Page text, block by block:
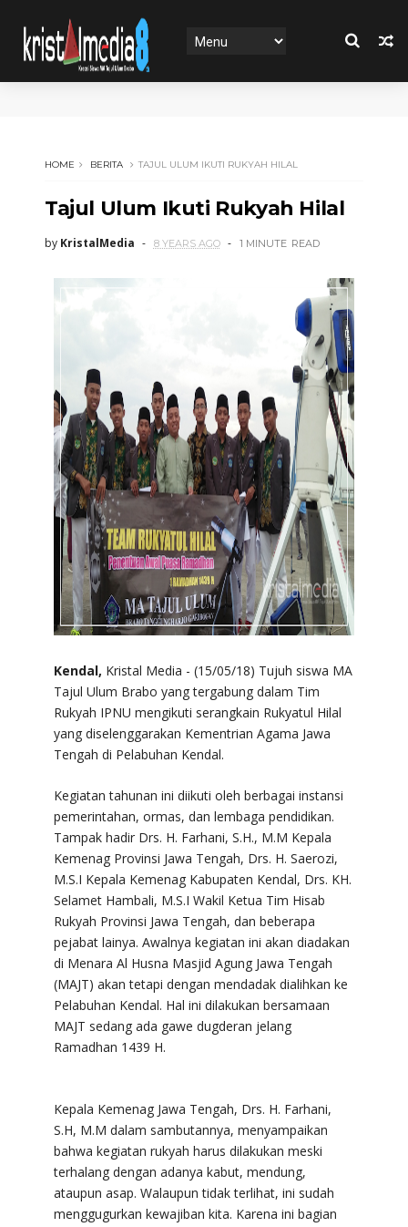
HOME BERITA TAJUL ULUM IKUTI RUKYAH HILAL
Tajul Ulum Ikuti Rukyah Hilal
by KristalMedia 8 YEARS AGO 1 MINUTE READ
Kendal, Kristal Media - (15/05/18) Tujuh siswa MA
Tajul Ulum Brabo yang tergabung dalam Tim
Rukyah IPNU mengikuti serangkain Rukyatul Hilal
yang diselenggarakan Kementrian Agama Jawa
Tengah di Pelabuhan Kendal.
Kegiatan tahunan ini diikuti oleh berbagai instansi
pemerintahan, ormas, dan lembaga pendidikan.
Tampak hadir Drs. H. Farhani, S.H., M.M Kepala
Kemenag Provinsi Jawa Tengah, Drs. H. Saerozi,
M.S.I Kepala Kemenag Kabupaten Kendal, Drs. KH.
Selamet Hambali, M.S.I Wakil Ketua Tim Hisab
Rukyah Provinsi Jawa Tengah, dan beberapa
pejabat lainya. Awalnya kegiatan ini akan diadakan
di Menara Al Husna Masjid Agung Jawa Tengah
(MAJT) akan tetapi dengan mendadak dialihkan ke
Pelabuhan Kendal. Hal ini dilakukan bersamaan
MAJT sedang ada gawe dugderan jelang
Ramadhan 1439 H.
Kepala Kemenag Jawa Tengah, Drs. H. Farhani,
S.H, M.M dalam sambutannya, menyampaikan
bahwa kegiatan rukyah harus dilakukan meski
terhalang dengan adanya kabut, mendung,
ataupun asap. Walaupun tidak terlihat, ini sudah
menggugurkan kewajiban kita. Karena ini bagian